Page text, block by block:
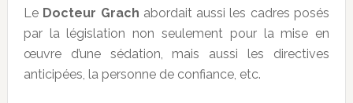
Le Docteur Grach abordait aussi les cadres posés
par la législation non seulement pour la mise en
œuvre d’une sédation, mais aussi les directives
anticipées, la personne de confiance, etc.